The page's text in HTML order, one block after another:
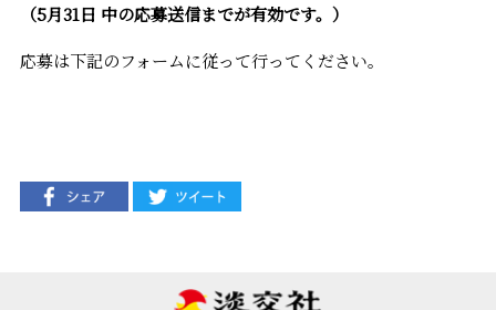
（5月31日 中の応募送信までが有効です。）
応募は下記のフォームに従って行ってください。